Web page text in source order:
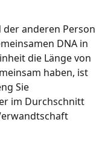
anderen Person
DNA in
die Länge von
haben, ist
Sie
im Durchschnitt